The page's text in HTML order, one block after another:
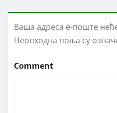
Ваша адреса е-поште
Неопходна поља су
Comment